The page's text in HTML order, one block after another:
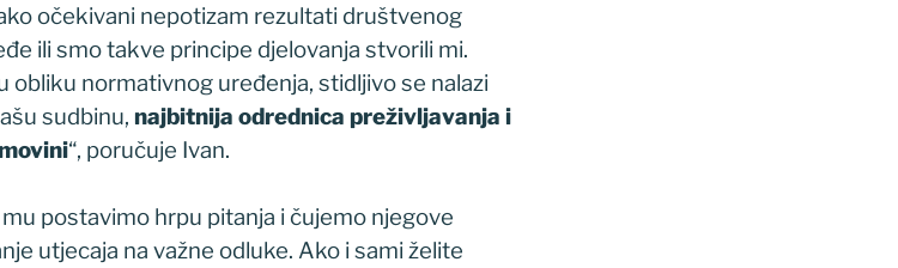
očekivani nepotizam rezultati društvenog
ili smo takve principe djelovanja stvorili mi.
obliku normativnog uređenja, stidljivo se nalazi
sudbinu, najbitnija odrednica preživljavanja i
“, poručuje Ivan.
postavimo hrpu pitanja i čujemo njegove
utjecaja na važne odluke. Ako i sami želite